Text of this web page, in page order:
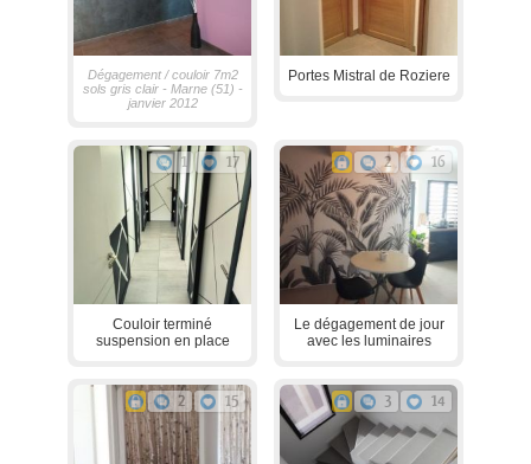
Dégagement / couloir 7m2
sols gris clair - Marne (51) -
janvier 2012
Portes Mistral de Roziere
1 17
Couloir terminé
suspension en place
2 16
Le dégagement de jour
avec les luminaires
2 15 3 14